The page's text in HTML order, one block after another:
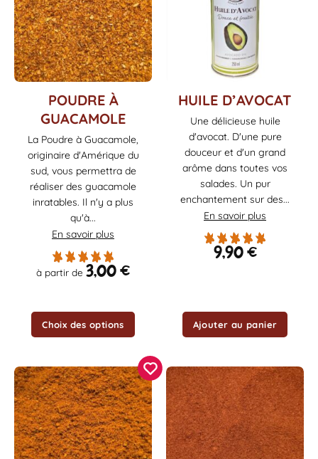
POUDRE À
GUACAMOLE
La Poudre à Guacamole,
originaire d'Amérique du
sud, vous permettra de
réaliser des guacamole
inratables. Il n'y a plus
qu'à...
En savoir plus
à partir de 3,00€
Choix des options
plusieurs
variations.
Les
options
peuvent
choisies
page
HUILE D’AVOCAT
Une délicieuse huile
d'avocat. D'une pure
douceur et d'un grand
arôme dans toutes vos
salades. Un pur
enchantement sur des...
En savoir plus
9,90€
Ajouter au panier